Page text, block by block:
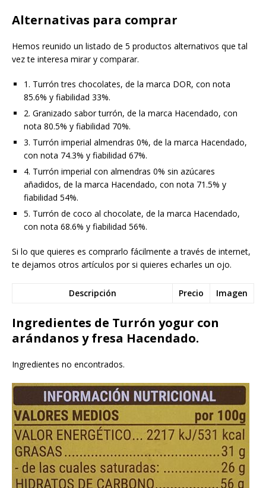
Alternativas para comprar
Hemos reunido un listado de 5 productos alternativos que tal
vez te interesa mirar y comparar.
1. Turrón tres chocolates, de la marca DOR, con nota
85.6% y fiabilidad 33%.
2. Granizado sabor turrón, de la marca Hacendado, con
nota 80.5% y fiabilidad 70%.
3. Turrón imperial almendras 0%, de la marca Hacendado,
con nota 74.3% y fiabilidad 67%.
4. Turrón imperial con almendras 0% sin azúcares
añadidos, de la marca Hacendado, con nota 71.5% y
fiabilidad 54%.
5. Turrón de coco al chocolate, de la marca Hacendado,
con nota 68.6% y fiabilidad 56%.
Si lo que quieres es comprarlo fácilmente a través de internet,
te dejamos otros artículos por si quieres echarles un ojo.
Descripción Precio Imagen
Ingredientes de Turrón yogur con
arándanos y fresa Hacendado.
Ingredientes no encontrados.